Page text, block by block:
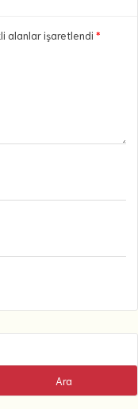
alanlar işaretlendi *